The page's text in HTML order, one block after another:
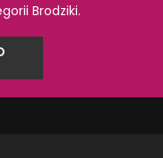
Brodziki.